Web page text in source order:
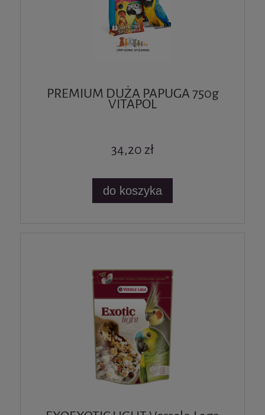
PREMIUM DUŻA PAPUGA 750g
VITAPOL
34,20 zł
do koszyka